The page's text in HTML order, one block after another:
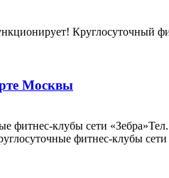
Круглосуточный
Москвы
фитнес-клубы сети
фитнес-клубы